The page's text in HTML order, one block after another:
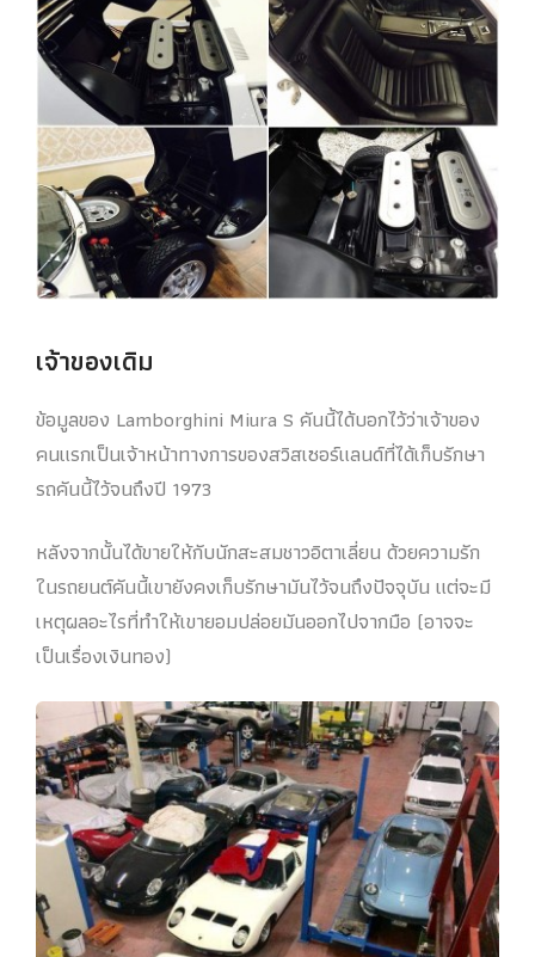
เจ้าของเดิม
ข้อมูลของ Lamborghini Miura S คันนี้ได้บอกไว้ว่าเจ้าของ
คนแรกเป็นเจ้าหน้าทางการของสวิสเซอร์แลนด์ที่ได้เก็บรักษา
รถคันนี้ไว้จนถึงปี 1973
หลังจากนั้นได้ขายให้กับนักสะสมชาวอิตาเลี่ยน ด้วยความรัก
ในรถยนต์คันนี้เขายังคงเก็บรักษามันไว้จนถึงปัจจุบัน แต่จะมี
เหตุผลอะไรที่ทำให้เขายอมปล่อยมันออกไปจากมือ (อาจจะ
เป็นเรื่องเงินทอง)